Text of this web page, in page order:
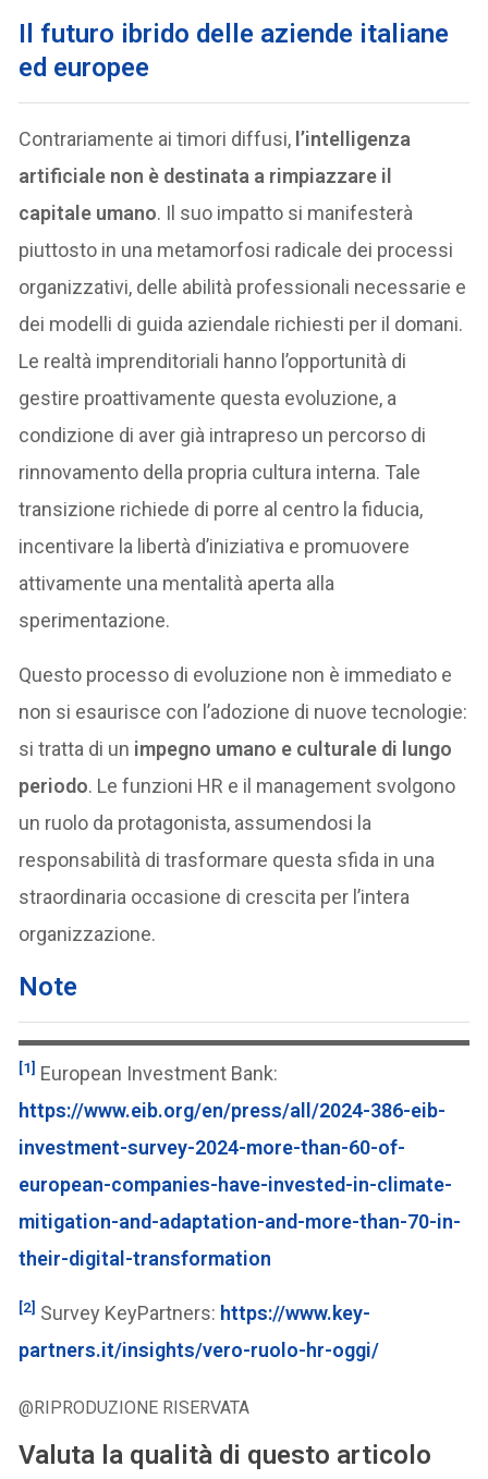
Il futuro ibrido delle aziende italiane
ed europee
Contrariamente ai timori diffusi, l’intelligenza
artificiale non è destinata a rimpiazzare il
capitale umano. Il suo impatto si manifesterà
piuttosto in una metamorfosi radicale dei processi
organizzativi, delle abilità professionali necessarie e
dei modelli di guida aziendale richiesti per il domani.
Le realtà imprenditoriali hanno l’opportunità di
gestire proattivamente questa evoluzione, a
condizione di aver già intrapreso un percorso di
rinnovamento della propria cultura interna. Tale
transizione richiede di porre al centro la fiducia,
incentivare la libertà d’iniziativa e promuovere
attivamente una mentalità aperta alla
sperimentazione.
Questo processo di evoluzione non è immediato e
non si esaurisce con l’adozione di nuove tecnologie:
si tratta di un impegno umano e culturale di lungo
periodo. Le funzioni HR e il management svolgono
un ruolo da protagonista, assumendosi la
responsabilità di trasformare questa sfida in una
straordinaria occasione di crescita per l’intera
organizzazione.
Note
[1] European Investment Bank:
https://www.eib.org/en/press/all/2024-386-eib-
investment-survey-2024-more-than-60-of-
european-companies-have-invested-in-climate-
mitigation-and-adaptation-and-more-than-70-in-
their-digital-transformation
[2] Survey KeyPartners: https://www.key-
partners.it/insights/vero-ruolo-hr-oggi/
@RIPRODUZIONE RISERVATA
Valuta la qualità di questo articolo